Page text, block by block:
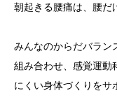
朝起きる腰痛は、腰だ
みんなのからだバラン
組み合わせ、感覚運動
にくい身体づくりをサ